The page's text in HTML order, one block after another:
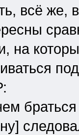
всё же,
на
браться